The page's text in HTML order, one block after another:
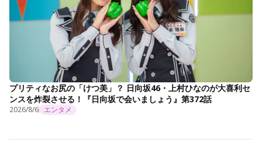
プリティなお尻の「けつ美」？ 日向坂46・上村ひなのが大喜利セ
ンスを炸裂させる！『日向坂で会いましょう』第372話
2026/8/6 エンタメ